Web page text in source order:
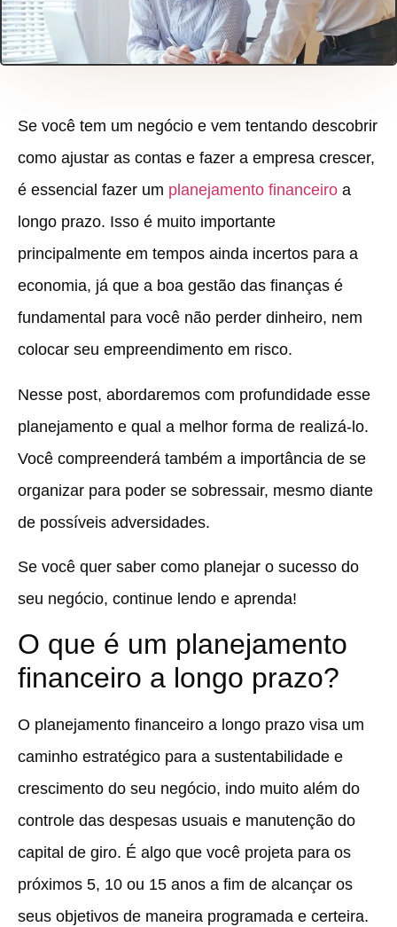
Se você tem um negócio e vem tentando descobrir
como ajustar as contas e fazer a empresa crescer,
é essencial fazer um planejamento financeiro a
longo prazo. Isso é muito importante
principalmente em tempos ainda incertos para a
economia, já que a boa gestão das finanças é
fundamental para você não perder dinheiro, nem
colocar seu empreendimento em risco.
Nesse post, abordaremos com profundidade esse
planejamento e qual a melhor forma de realizá-lo.
Você compreenderá também a importância de se
organizar para poder se sobressair, mesmo diante
de possíveis adversidades.
Se você quer saber como planejar o sucesso do
seu negócio, continue lendo e aprenda!
O que é um planejamento
financeiro a longo prazo?
O planejamento financeiro a longo prazo visa um
caminho estratégico para a sustentabilidade e
crescimento do seu negócio, indo muito além do
controle das despesas usuais e manutenção do
capital de giro. É algo que você projeta para os
próximos 5, 10 ou 15 anos a fim de alcançar os
seus objetivos de maneira programada e certeira.